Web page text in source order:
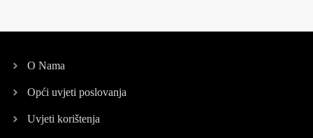
O Nama
Opći uvjeti poslovanja
Uvjeti korištenja